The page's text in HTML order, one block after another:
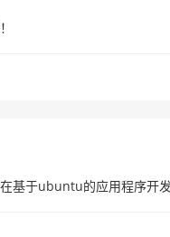
基于ubuntu的应用程序开发